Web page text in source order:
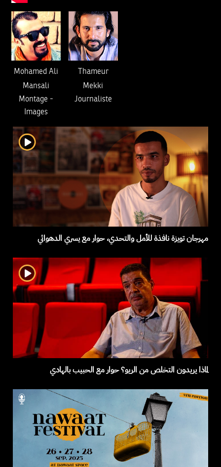
Mohamed Ali
Mansali
Montage -
Images
Thameur
Mekki
Journaliste
مهرجان تويزة نافذة للأمل والتحدي، حوار مع يسري الدهواثي
لماذا يريدون التخلص من الريو؟ حوار مع الحبيب بالهادي